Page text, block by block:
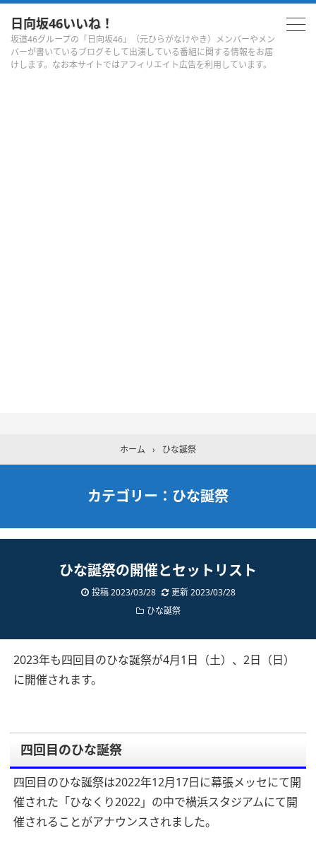
日向坂46いいね！
坂道46グループの「日向坂46」（元ひらがなけやき）メンバーやメン
バーが書いているブログそして出演している番組に関する情報をお届
けします。なお本サイトではアフィリエイト広告を利用しています。
ホーム › ひな誕祭
カテゴリー：ひな誕祭
ひな誕祭の開催とセットリスト
投稿 2023/03/28
更新 2023/03/28
ひな誕祭
2023年も四回目のひな誕祭が4月1日（土）、2日（日）
に開催されます。
四回目のひな誕祭
四回目のひな誕祭は2022年12月17日に幕張メッセにて開
催された「ひなくり2022」の中で横浜スタジアムにて開
催されることがアナウンスされました。